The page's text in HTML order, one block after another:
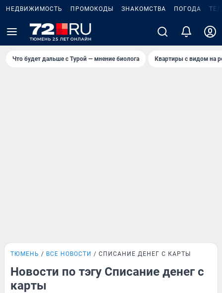
НЕДВИЖИМОСТЬ ПРОМОКОДЫ ЗНАКОМСТВА ПОГОДА
Что будет дальше с Турой — мнение биолога Квартиры с видом на
ТЮМЕНЬ ВСЕ НОВОСТИ СПИСАНИЕ ДЕНЕГ С КАРТЫ
Новости по тэгу Списание денег с
карты